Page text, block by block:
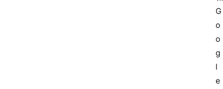
G
o
o
g
l
e